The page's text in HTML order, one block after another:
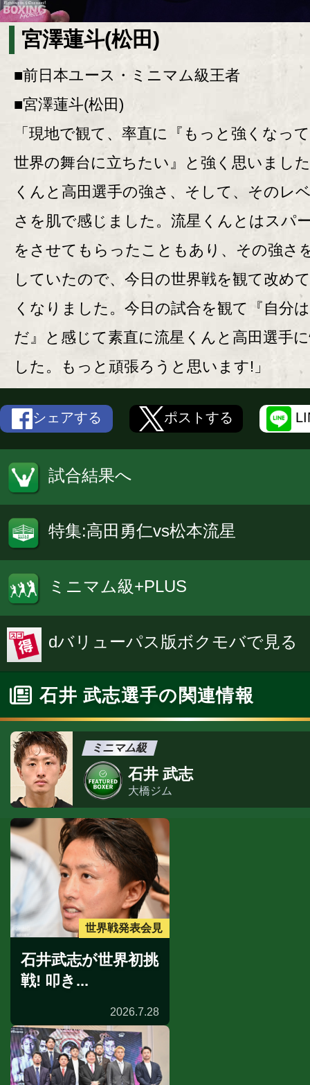
宮澤蓮斗(松田)
■前日本ユース・ミニマム級王者
■宮澤蓮斗(松田)
「現地で観て、率直に『もっと強くなっ
世界の舞台に立ちたい』と強く思いまし
くんと高田選手の強さ、そして、そのレ
さを肌で感じました。流星くんとはスパ
をさせてもらったこともあり、その強さ
していたので、今日の世界戦を観て改め
くなりました。今日の試合を観て『自分
だ』と感じて素直に流星くんと高田選手
した。もっと頑張ろうと思います!」
シェアする ポストする
試合結果へ
特集:高田勇仁vs松本流星
ミニマム級+PLUS
dバリューパス版ボクモバで見る
石井 武志選手の関連情報
ミニマム級
石井 武志
大橋ジム
世界戦発表会見
石井武志が世界初挑
戦! 叩き...
2026.7.28